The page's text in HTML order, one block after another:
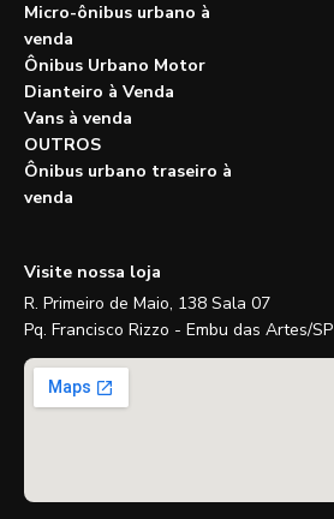
Micro-ônibus urbano à
venda
Ônibus Urbano Motor
Dianteiro à Venda
Vans à venda
OUTROS
Ônibus urbano traseiro à
venda
Visite nossa loja
R. Primeiro de Maio, 138 Sala 07
Pq. Francisco Rizzo - Embu das Artes/SP